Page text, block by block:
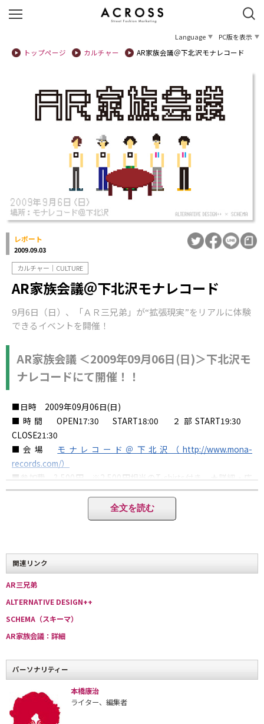
Language
PC版を表示
トップページ
カルチャー AR家族会議＠下北沢モナレコード
レポート
2009.09.03
カルチャー｜CULTURE
AR家族会議＠下北沢モナレコード
9月6日（日）、「ＡＲ三兄弟」が“拡張現実”をリアルに体験
できるイベントを開催！
AR家族会議 ＜2009年09月06日(日)＞下北沢モ
ナレコードにて開催！！
■日時 2009年09月06日(日)
■時間 OPEN17:30 START18:00 ２部START19:30
CLOSE21:30
■会場 モナレコード＠下北沢（http://www.mona-
records.com/）
■参加費 3,500円 ※2,500円相当のT-shirts付き ★詳細・応
募はこちらから
「ＡＲ三兄弟」長男の川田十夢さん。
リアルな空間の中で、仮想空間の情報を重ね合わせて体験でき
ても開始されつつある。これは「ＡＲ（Augmented Realityの
略）」と呼ばれ、日本語に翻訳すると「拡張現実」となる。電子
空間の中で完結する「仮想現実（＝バーチャル・リアリティ）」
とは似て非なるものだ。
全文を読む
関連リンク
AR三兄弟
ALTERNATIVE DESIGN++
SCHEMA（スキーマ）
AR家族会議：詳細
パーソナリティー
本橋康治
ライター、編集者